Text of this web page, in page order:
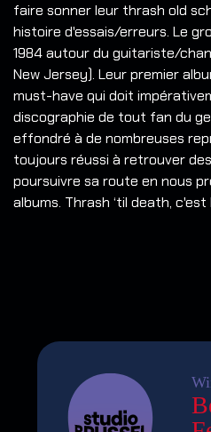
faire sonner leur thrash old
histoire d'essais/erreurs. Le
1984 autour du guitariste/
New Jersey). Leur premier
must-have qui doit
discographie de tout fan du
effondré à de nombreuses
toujours réussi à retrouver
poursuivre sa route en nous
albums. Thrash ‘til death,